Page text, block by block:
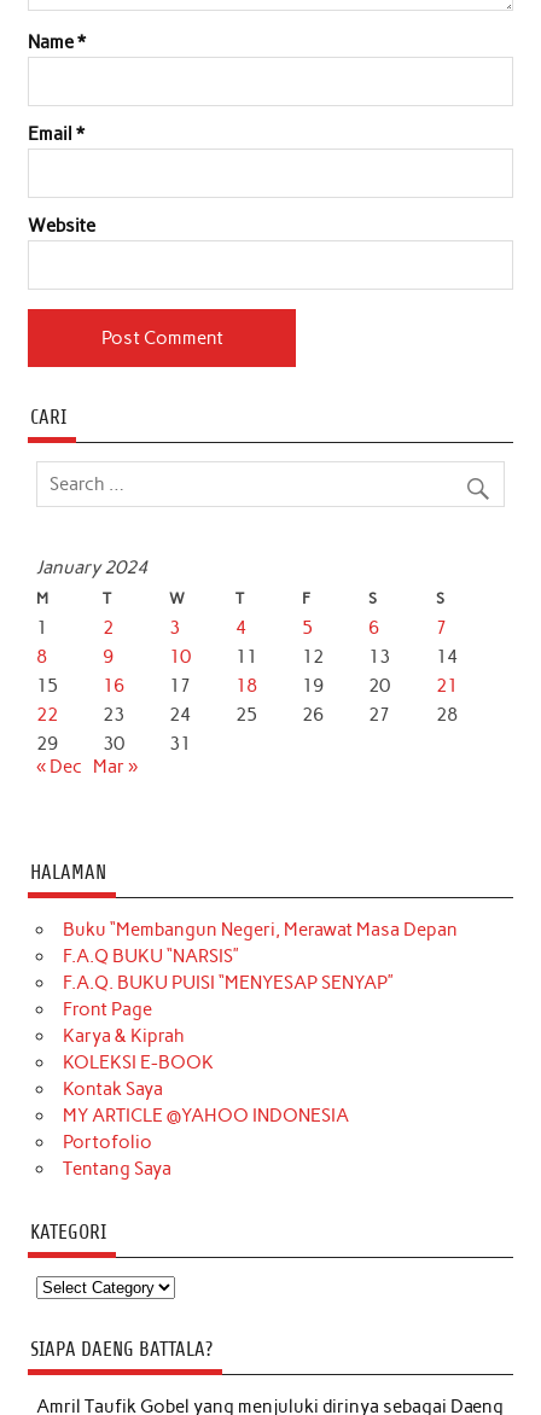
Name*
Email *
Website
CARI
January 2024
M T W T F S S
1 2 3 4 5 6
7
8
9 10 11 12 13
14
15
16 17 18 19 20
21
22
23 24 25 26 27
28
29
30
31
« Dec
Mar »
HALAMAN
Buku “Membangun Negeri, Merawat Masa Depan
F.A.Q BUKU “NARSIS”
F.A.Q. BUKU PUISI “MENYESAP SENYAP”
Front Page
Karya & Kiprah
KOLEKSI E-BOOK
Kontak Saya
MY ARTICLE @YAHOO INDONESIA
Portofolio
Tentang Saya
KATEGORI
Kategori
SIAPA DAENG BATTALA?
Amril Taufik Gobelyang menjuluki dirinya sebagai Daeng